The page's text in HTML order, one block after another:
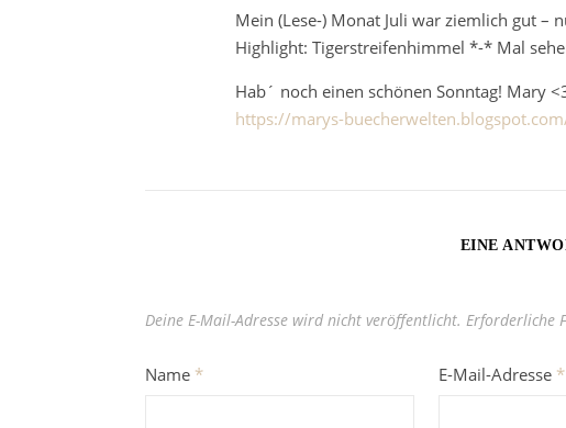
Mein (Lese-) Monat Juli war ziemlich gut –
Highlight: Tigerstreifenhimmel *-* Mal
Hab´ noch einen schönen Sonntag! Mary
https://marys-
EINE
Deine E-Mail-Adresse wird nicht veröffentlicht. Erforderliche
Name * E-Mail-Adresse *